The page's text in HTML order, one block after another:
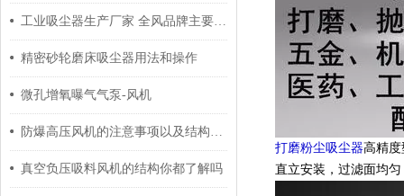
工业吸尘器生产厂家 全风品牌主要生产工业吸尘器
精密砂轮磨床吸尘器用法和操作
微孔增氧曝气气泵-风机
防爆高压风机的注意事项以及结构说明
真空负压吸料风机的结构你都了解吗
打磨粉尘吸尘器高精度
直立安装，过滤面均